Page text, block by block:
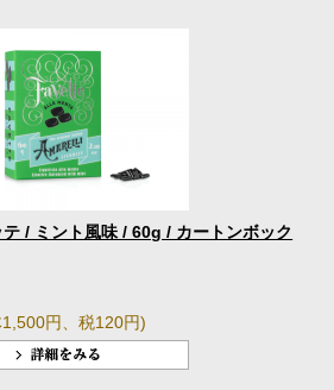
/ ミント風味 / 60g / カートンボック
円、税120円)